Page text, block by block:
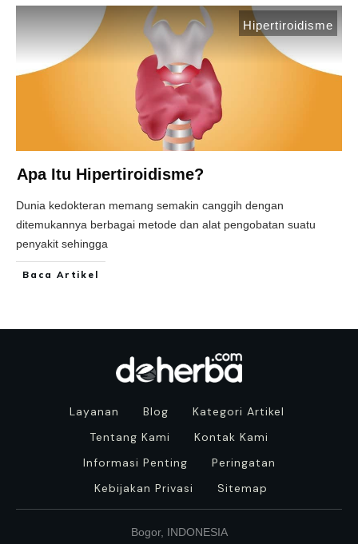
Hipertiroidisme
Apa Itu Hipertiroidisme?
Dunia kedokteran memang semakin canggih dengan
ditemukannya berbagai metode dan alat pengobatan suatu
penyakit sehingga
Baca Artikel
Layanan Blog
Kategori Artikel
Tentang Kami
Kontak Kami
Informasi Penting
Peringatan
Kebijakan Privasi
Sitemap
Bogor, INDONESIA